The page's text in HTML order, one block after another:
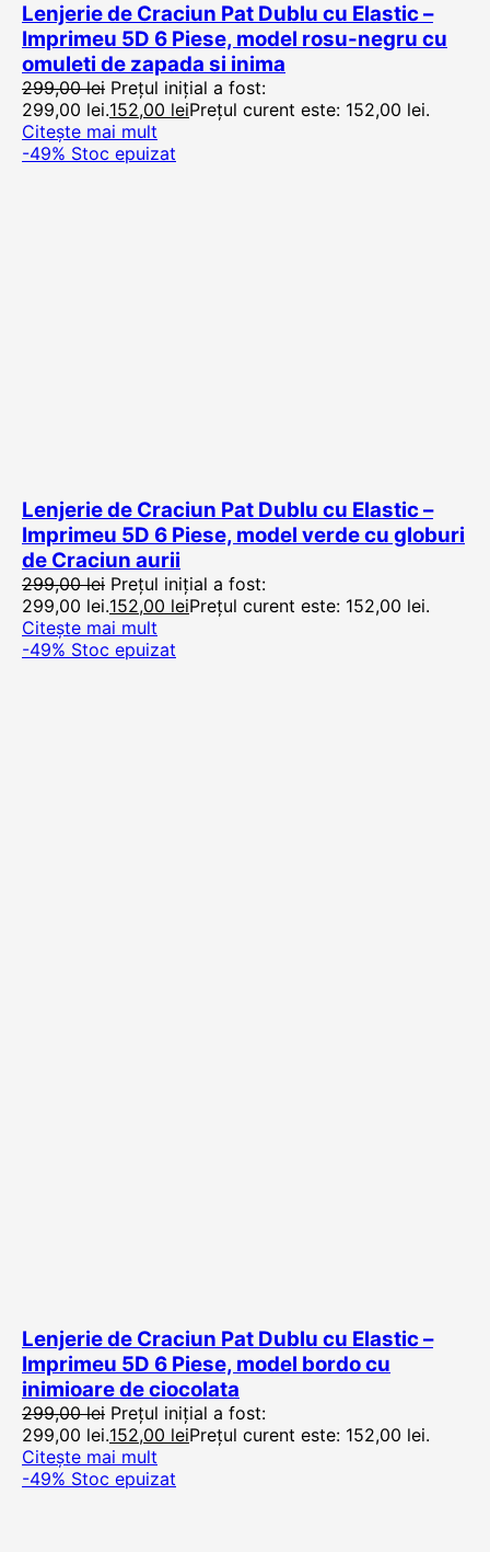
Lenjerie de Craciun Pat Dublu cu Elastic –
Imprimeu 5D 6 Piese, model rosu-negru cu
omuleti de zapada si inima
299,00lei Prețul inițial a fost:
299,00 lei.152,00 leiPrețul curent este: 152,00 lei.
Citește mai mult
-49% Stoc epuizat
Lenjerie de Craciun Pat Dublu cu Elastic –
Imprimeu 5D 6 Piese, model verde cu globuri
de Craciun aurii
299,00lei Prețul inițial a fost:
299,00 lei.152,00 leiPrețul curent este: 152,00 lei.
Citește mai mult
-49% Stoc epuizat
Lenjerie de Craciun Pat Dublu cu Elastic –
Imprimeu 5D 6 Piese, model bordo cu
inimioare de ciocolata
299,00lei Prețul inițial a fost:
299,00 lei.152,00 leiPrețul curent este: 152,00 lei.
Citește mai mult
-49% Stoc epuizat